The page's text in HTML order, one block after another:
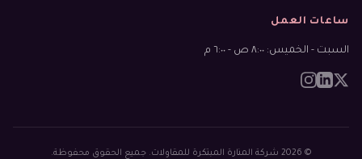
ساعات العمل
السبت - الخميس: ٨:٠٠ ص - ٦:٠٠ م
© 2026 شركة المنارة المبتكرة للمقاولات. جميع الحقوق محفوظة.